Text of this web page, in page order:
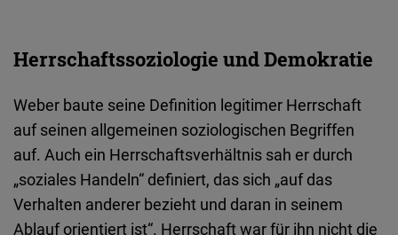
Herrschaftssoziologie und Demokratie
Weber baute seine Definition legitimer Herrschaft
auf seinen allgemeinen soziologischen Begriffen
auf. Auch ein Herrschaftsverhältnis sah er durch
„soziales Handeln“ definiert, das sich „auf das
Verhalten anderer bezieht und daran in seinem
Ablauf orientiert ist“. Herrschaft war für ihn nicht die